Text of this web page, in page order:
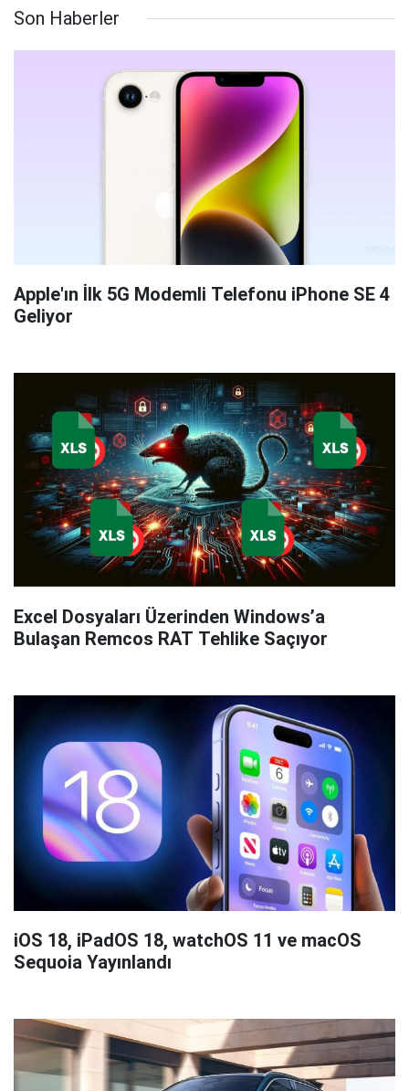
Son Haberler
Apple'ın İlk 5G Modemli Telefonu iPhone SE 4
Geliyor
Excel Dosyaları Üzerinden Windows’a
Bulaşan Remcos RAT Tehlike Saçıyor
iOS 18, iPadOS 18, watchOS 11 ve macOS
Sequoia Yayınlandı